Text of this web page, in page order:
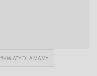
#KWIATY DLA MAMY